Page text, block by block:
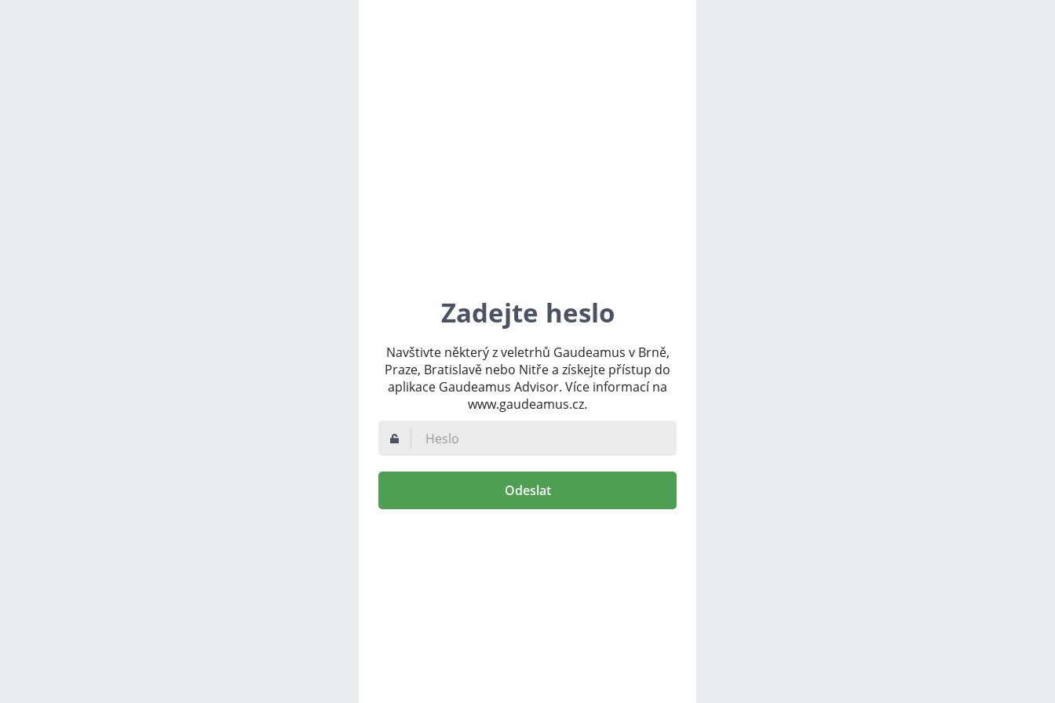
Zadejte heslo
Navštivte některý z veletrhů Gaudeamus v Brně,
Praze, Bratislavě nebo Nitře a získejte přístup do
aplikace Gaudeamus Advisor. Více informací na
www.gaudeamus.cz.
Odeslat